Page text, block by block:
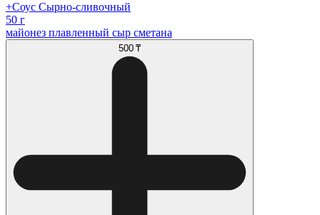
+Соус Сырно-сливочный
50 г
майонез плавленный сыр сметана
500 ₸